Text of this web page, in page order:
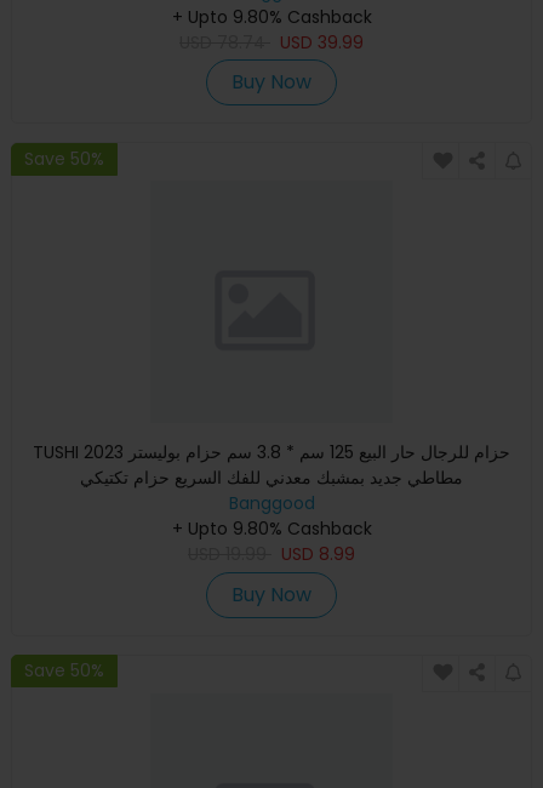
+ Upto 9.80% Cashback
USD 39.99
Buy Now
Save 50%
TUSHI 2023 حزام للرجال حار البيع 125 سم * 3.8 سم حزام بوليستر
مطاطي جديد بمشبك معدني للفك السريع حزام تكتيكي
Banggood
+ Upto 9.80% Cashback
USD 8.99
Buy Now
Save 50%